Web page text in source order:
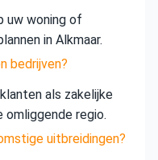
uw woning of
in Alkmaar.
bedrijven?
als zakelijke
omliggende regio.
uitbreidingen?